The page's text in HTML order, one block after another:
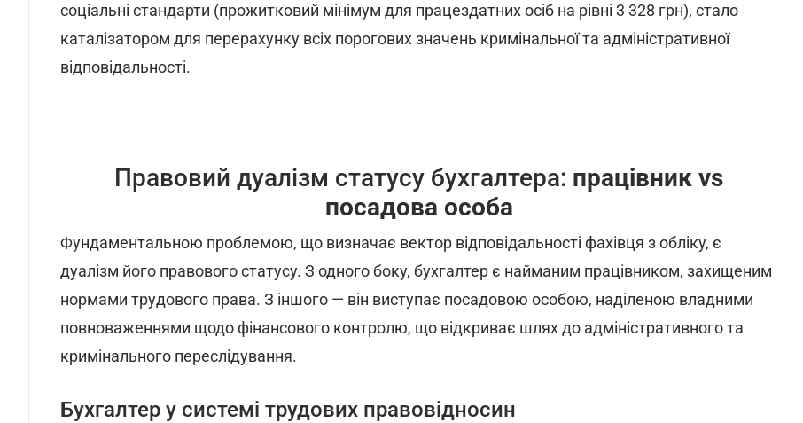
соціальні стандарти (прожитковий мінімум для працездатних осіб на рівні 3 328 грн), стало
каталізатором для перерахунку всіх порогових значень кримінальної та адміністративної
відповідальності.
Правовий дуалізм статусу бухгалтера: працівник vs
посадова особа
Фундаментальною проблемою, що визначає вектор відповідальності фахівця з обліку, є
дуалізм його правового статусу. З одного боку, бухгалтер є найманим працівником, захищеним
нормами трудового права. З іншого — він виступає посадовою особою, наділеною владними
повноваженнями щодо фінансового контролю, що відкриває шлях до адміністративного та
кримінального переслідування.
Бухгалтер у системі трудових правовідносин